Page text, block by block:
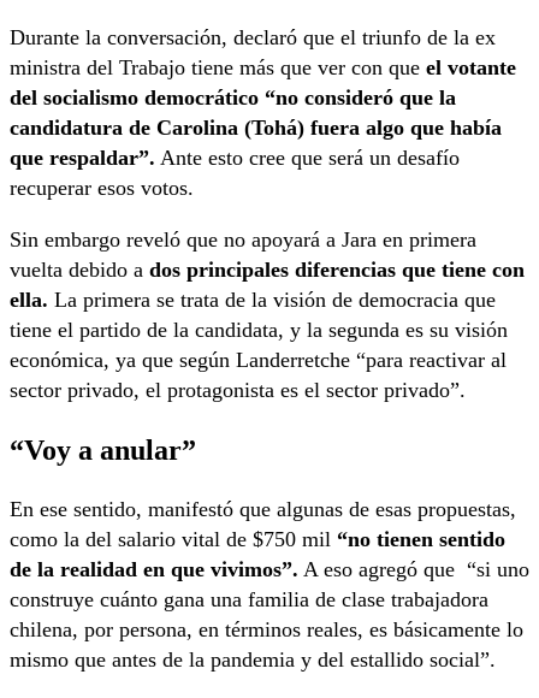
Durante la conversación, declaró que el triunfo de la ex
ministra del Trabajo tiene más que ver con que el votante
del socialismo democrático “no consideró que la
candidatura de Carolina (Tohá) fuera algo que había
que respaldar”. Ante esto cree que será un desafío
recuperar esos votos.
Sin embargo reveló que no apoyará a Jara en primera
vuelta debido a dos principales diferencias que tiene con
ella. La primera se trata de la visión de democracia que
tiene el partido de la candidata, y la segunda es su visión
económica, ya que según Landerretche “para reactivar al
sector privado, el protagonista es el sector privado”.
“Voy a anular”
En ese sentido, manifestó que algunas de esas propuestas,
como la del salario vital de $750 mil “no tienen sentido
de la realidad en que vivimos”. A eso agregó que “si uno
construye cuánto gana una familia de clase trabajadora
chilena, por persona, en términos reales, es básicamente lo
mismo que antes de la pandemia y del estallido social”.